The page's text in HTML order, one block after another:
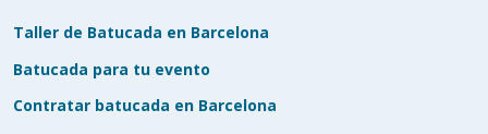
Taller de Batucada en Barcelona
Batucada para tu evento
Contratar batucada en Barcelona